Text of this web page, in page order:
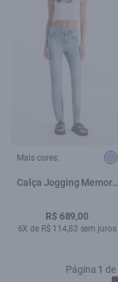
Mais cores:
Calça Jogging Memory
R$ 689,00
6X de R$ 114,83 sem juros
Página 1 de